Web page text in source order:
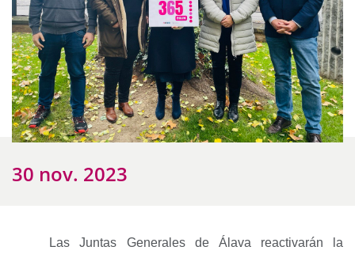
30 nov. 2023
Las Juntas Generales de Álava reactivarán la